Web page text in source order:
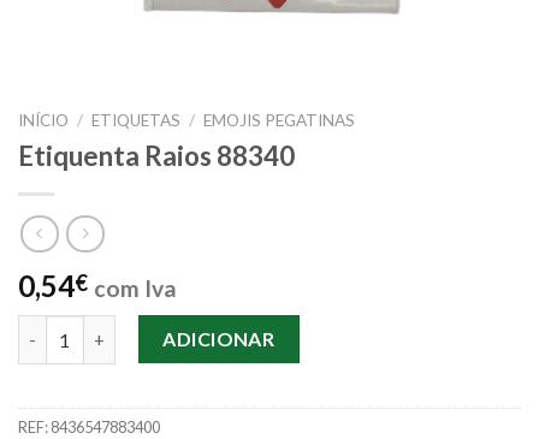
INÍCIO / ETIQUETAS / EMOJIS PEGATINAS
Etiquenta Raios 88340
0,54€ com Iva
Quantidade de Etiquenta Raios 88340
ADICIONAR
REF:8436547883400